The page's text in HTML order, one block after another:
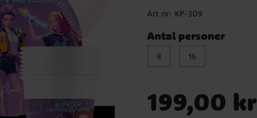
Art nr: KP-309
Antal personer
8 16
199,00 kr